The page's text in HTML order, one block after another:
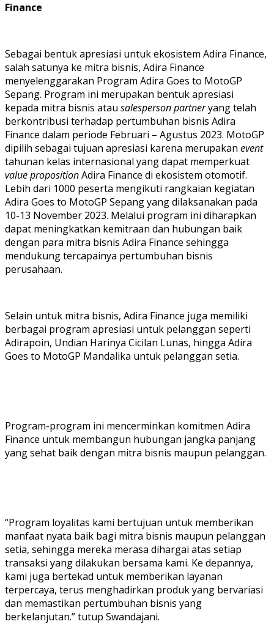
Finance
Sebagai bentuk apresiasi untuk ekosistem Adira Finance,
salah satunya ke mitra bisnis, Adira Finance
menyelenggarakan Program Adira Goes to MotoGP
Sepang. Program ini merupakan bentuk apresiasi
kepada mitra bisnis atau salesperson partneryang telah
berkontribusi terhadap pertumbuhan bisnis Adira
Finance dalam periode Februari – Agustus 2023. MotoGP
dipilih sebagai tujuan apresiasi karena merupakan event
tahunan kelas internasional yang dapat memperkuat
value propositionAdira Finance di ekosistem otomotif.
Lebih dari 1000 peserta mengikuti rangkaian kegiatan
Adira Goes to MotoGP Sepang yang dilaksanakan pada
10-13 November 2023. Melalui program ini diharapkan
dapat meningkatkan kemitraan dan hubungan baik
dengan para mitra bisnis Adira Finance sehingga
mendukung tercapainya pertumbuhan bisnis
perusahaan.
Selain untuk mitra bisnis, Adira Finance juga memiliki
berbagai program apresiasi untuk pelanggan seperti
Adirapoin, Undian Harinya Cicilan Lunas, hingga Adira
Goes to MotoGP Mandalika untuk pelanggan setia.
Program-program ini mencerminkan komitmen Adira
Finance untuk membangun hubungan jangka panjang
yang sehat baik dengan mitra bisnis maupun pelanggan.
“Program loyalitas kami bertujuan untuk memberikan
manfaat nyata baik bagi mitra bisnis maupun pelanggan
setia, sehingga mereka merasa dihargai atas setiap
transaksi yang dilakukan bersama kami. Ke depannya,
kami juga bertekad untuk memberikan layanan
terpercaya, terus menghadirkan produk yang bervariasi
dan memastikan pertumbuhan bisnis yang
berkelanjutan.” tutup Swandajani.